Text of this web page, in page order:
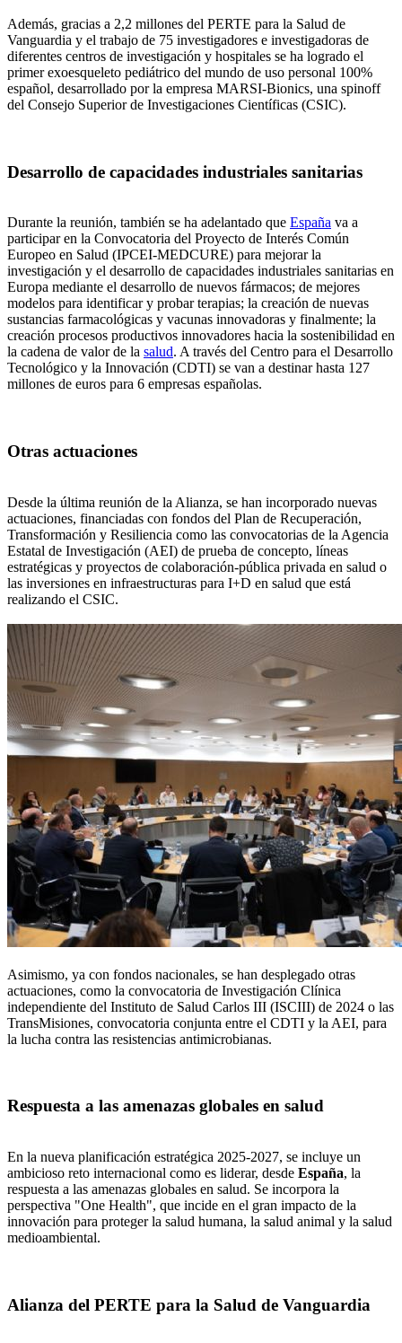
Además, gracias a 2,2 millones del PERTE para la Salud de
Vanguardia y el trabajo de 75 investigadores e investigadoras de
diferentes centros de investigación y hospitales se ha logrado el
primer exoesqueleto pediátrico del mundo de uso personal 100%
español, desarrollado por la empresa MARSI-Bionics, una spinoff
del Consejo Superior de Investigaciones Científicas (CSIC).
Desarrollo de capacidades industriales sanitarias
Durante la reunión, también se ha adelantado que España va a
participar en la Convocatoria del Proyecto de Interés Común
Europeo en Salud (IPCEI-MEDCURE) para mejorar la
investigación y el desarrollo de capacidades industriales sanitarias en
Europa mediante el desarrollo de nuevos fármacos; de mejores
modelos para identificar y probar terapias; la creación de nuevas
sustancias farmacológicas y vacunas innovadoras y finalmente; la
creación procesos productivos innovadores hacia la sostenibilidad en
la cadena de valor de la salud. A través del Centro para el Desarrollo
Tecnológico y la Innovación (CDTI) se van a destinar hasta 127
millones de euros para 6 empresas españolas.
Otras actuaciones
Desde la última reunión de la Alianza, se han incorporado nuevas
actuaciones, financiadas con fondos del Plan de Recuperación,
Transformación y Resiliencia como las convocatorias de la Agencia
Estatal de Investigación (AEI) de prueba de concepto, líneas
estratégicas y proyectos de colaboración-pública privada en salud o
las inversiones en infraestructuras para I+D en salud que está
realizando el CSIC.
Asimismo, ya con fondos nacionales, se han desplegado otras
actuaciones, como la convocatoria de Investigación Clínica
independiente del Instituto de Salud Carlos III (ISCIII) de 2024 o las
TransMisiones, convocatoria conjunta entre el CDTI y la AEI, para
la lucha contra las resistencias antimicrobianas.
Respuesta a las amenazas globales en salud
En la nueva planificación estratégica 2025-2027, se incluye un
ambicioso reto internacional como es liderar, desde España, la
respuesta a las amenazas globales en salud. Se incorpora la
perspectiva "One Health", que incide en el gran impacto de la
innovación para proteger la salud humana, la salud animal y la salud
medioambiental.
Alianza del PERTE para la Salud de Vanguardia